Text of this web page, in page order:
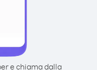
e chiama dalla